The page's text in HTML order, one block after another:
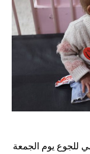
للجوع يوم الجمعة